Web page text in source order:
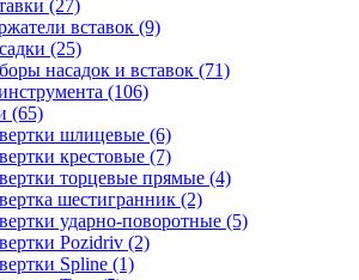
(27)
вставок (9)
(25)
насадок и вставок (71)
(106)
(65)
шлицевые (6)
крестовые (7)
торцевые прямые (4)
шестигранник (2)
ударно-поворотные (5)
Pozidriv (2)
Spline (1)